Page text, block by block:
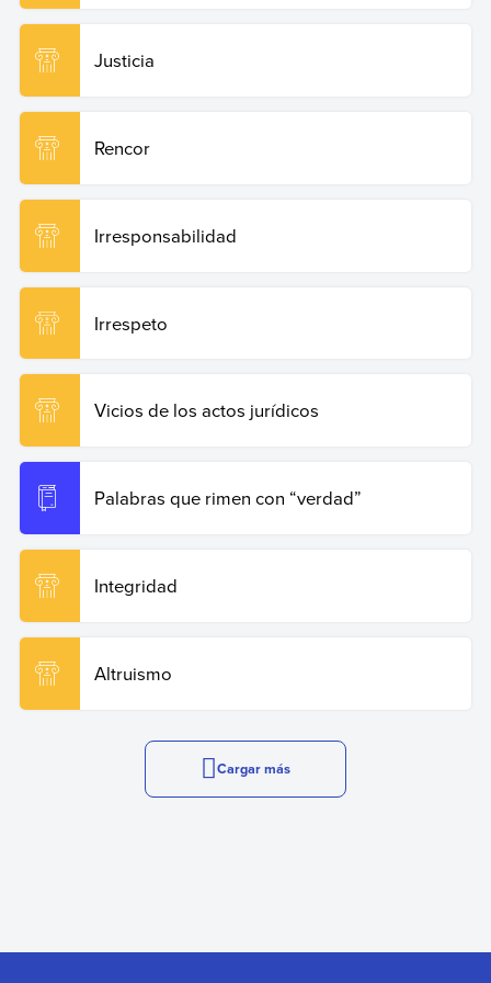
Justicia
Rencor
Irresponsabilidad
Irrespeto
Vicios de los actos jurídicos
Palabras que rimen con “verdad”
Integridad
Altruismo
Cargar más